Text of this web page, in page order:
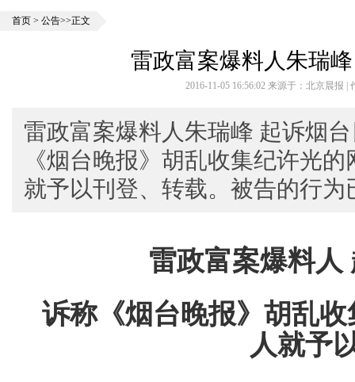
首页 > 公告>>正文
雷政富案爆料人朱瑞
2016-11-05 16:56:02 来源于：北京晨报
雷政富案爆料人朱瑞峰 起诉烟
《烟台晚报》胡乱收集纪许光
就予以刊登、转载。被告的行
雷政富案爆料人
诉称《烟台晚报》胡乱
人就予